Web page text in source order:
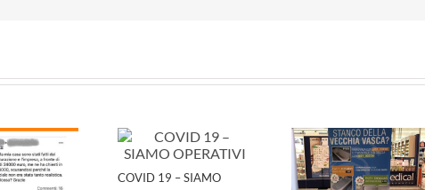
COVID 19 – SIAMO